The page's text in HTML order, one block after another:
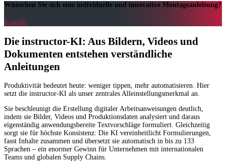
Wünschen Sie sich eine individuelle und innovative Montageanleitung?
Kontakt
Die instructor-KI: Aus Bildern, Videos und
Dokumenten entstehen verständliche
Anleitungen
Produktivität bedeutet heute: weniger tippen, mehr automatisieren. Hier
setzt die instructor-KI als unser zentrales Alleinstellungsmerkmal an.
Sie beschleunigt die Erstellung digitaler Arbeitsanweisungen deutlich,
indem sie Bilder, Videos und Produktionsdaten analysiert und daraus
eigenständig anwendungsbereite Textvorschläge formuliert. Gleichzeitig
sorgt sie für höchste Konsistenz: Die KI vereinheitlicht Formulierungen,
fasst Inhalte zusammen und übersetzt sie automatisch in bis zu 133
Sprachen – ein enormer Gewinn für Unternehmen mit internationalen
Teams und globalen Supply Chains.